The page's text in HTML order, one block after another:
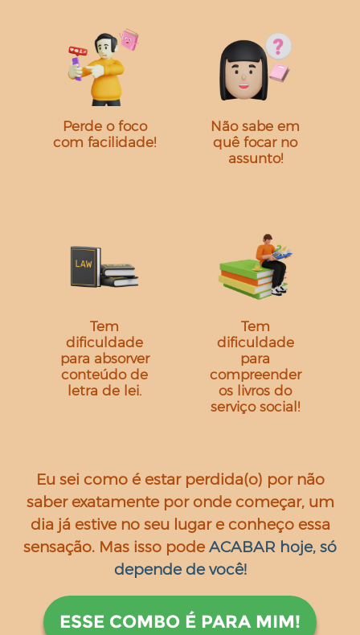
Perde o foco
com facilidade!
Não sabe em
quê focar no
assunto!
Tem
dificuldade
para absorver
conteúdo de
letra de lei.
Tem
dificuldade
para
compreender
os livros do
serviço social!
Eu sei como é estar perdida(o) por não
saber exatamente por onde começar, um
dia já estive no seu lugar e conheço essa
sensação. Mas isso pode ACABAR hoje, só
depende de você!
ESSE COMBO É PARA MIM!